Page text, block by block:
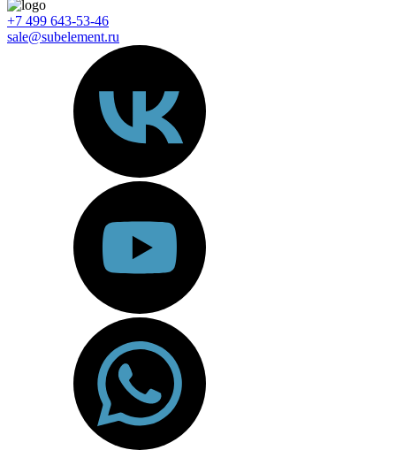
+7 499 643-53-46
sale@subelement.ru